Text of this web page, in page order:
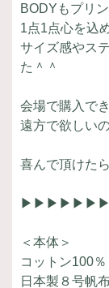
BODYもプリ
1点1点心を込
サイズ感やス
た＾＾
会場で購入で
遠方で欲しい
喜んで頂けた
＜本体＞
コットン100％
日本製８号帆